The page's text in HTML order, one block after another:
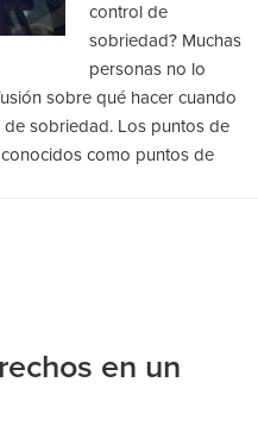
control de
sobriedad? Muchas
personas no lo
sobre qué hacer cuando
sobriedad. Los puntos de
como puntos de
en un